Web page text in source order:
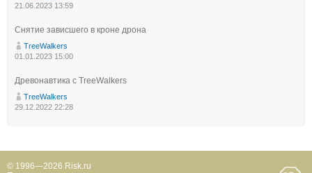
21.06.2023 13:59
Снятие зависшего в кроне дрона
TreeWalkers
01.01.2023 15:00
Древонавтика с TreeWalkers
TreeWalkers
29.12.2022 22:28
© 1996—2026 Risk.ru